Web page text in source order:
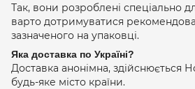
Так, вони розроблені спеціально
варто дотримуватися
зазначеного на упаковці.
Яка доставка по Україні?
Доставка анонімна, здійснюється
будь-яке місто країни.